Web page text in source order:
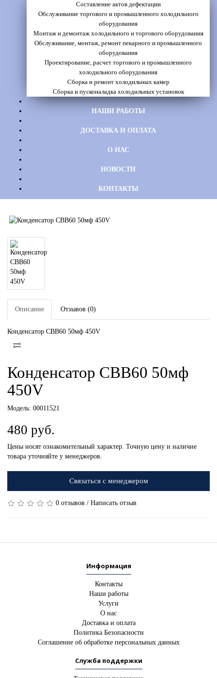
Составление актов дефектации
Обслуживание торгового и промышленного холодильного
оборудования
Монтаж и демонтаж холодильного и торгового оборудования
Обслуживание, монтаж, ремонт пекарного и промышленного
оборудования
Проектирование, расчет торгового и промышленного
холодильного оборудования
Сборка и ремонт холодильных камер
Сборка и пусконаладка холодильных установок
НАШИ РАБОТЫ
ДОСТАВКА И ОПЛАТА
О НАС
НОВОСТИ
КОНТАКТЫ
Описание Отзывов (0)
Конденсатор СВВ60 50мф 450V
Конденсатор СВВ60 50мф
450V
Модель: 00011521
480 руб.
Цены носят ознакомительный характер. Точную цену и наличие
товара уточняйте у менеджеров.
Связаться с менеджером
0 отзывов / Написать отзыв
Информация
Контакты
Наши работы
Услуги
О нас
Доставка и оплата
Политика Безопасности
Соглашение об обработке персональных данных
Служба поддержки